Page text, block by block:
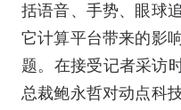
括语音、手势、眼球
它计算平台带来的影
题。在接受记者采访
总裁鲍永哲对动点科